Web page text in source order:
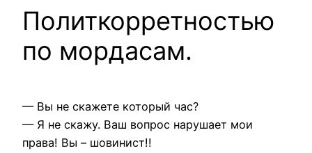
Политкорретностью
по мордасам.
— Вы не скажете который час?
— Я не скажу. Ваш вопрос нарушает мои
права! Вы – шовинист!!